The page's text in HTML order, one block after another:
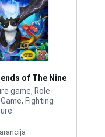
of The Nine
game, Role-
Fighting